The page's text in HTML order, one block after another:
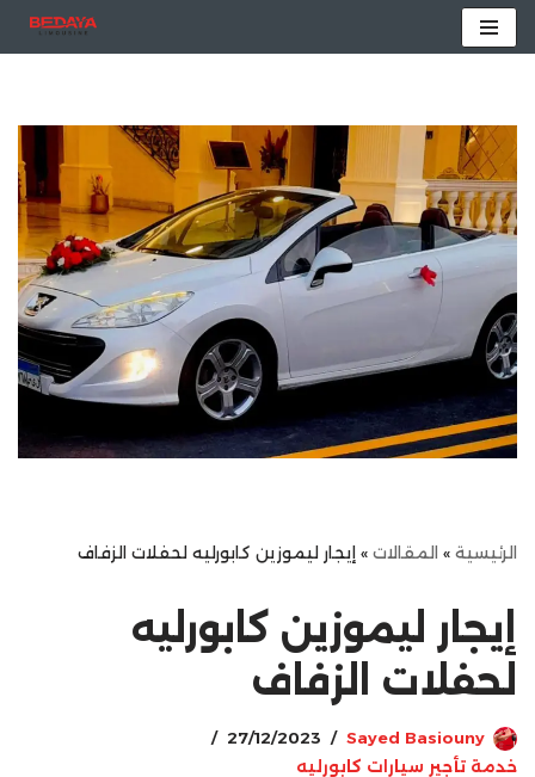
المحتوى
الرئيسية » المقالات » إيجار ليموزين كابورليه لحفلات الزفاف
إيجار ليموزين كابورليه
لحفلات الزفاف
Sayed Basiouny
27/12/2023
خدمة تأجير سيارات كابورليه